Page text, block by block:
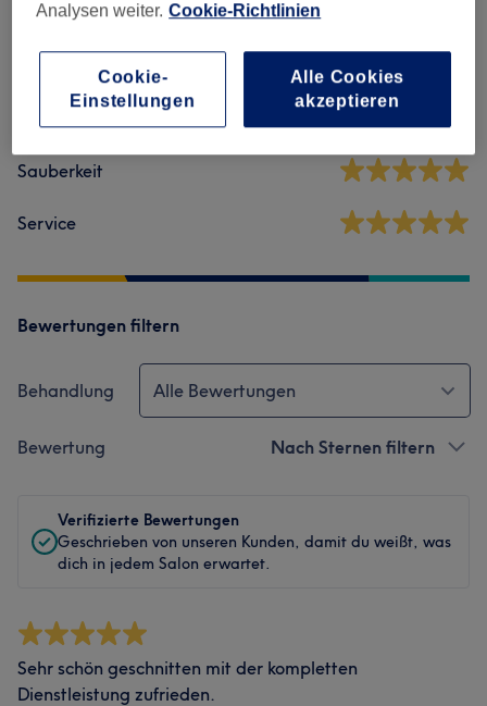
5,0
Sauberkeit
Service
Bewertungen filtern
Behandlung Alle Bewertungen
Bewertung Nach Sternen filtern
Verifizierte Bewertungen
Geschrieben von unseren Kunden, damit du weißt, was
dich in jedem Salon erwartet.
Sehr schön geschnitten mit der kompletten
Dienstleistung zufrieden.
Analysen weiter. Cookie-Richtlinien
Cookie-
Einstellungen
Alle Cookies
akzeptieren